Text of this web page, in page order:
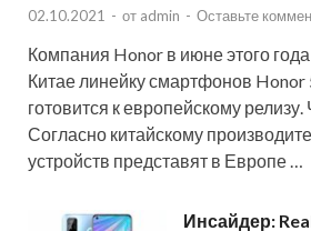
02.10.2021 - от admin - Оставьте
Компания Honor в июне этого
Китае линейку смартфонов Honor
готовится к европейскому релизу.
Согласно китайскому
устройств представят в Европе …
Инсайдер: